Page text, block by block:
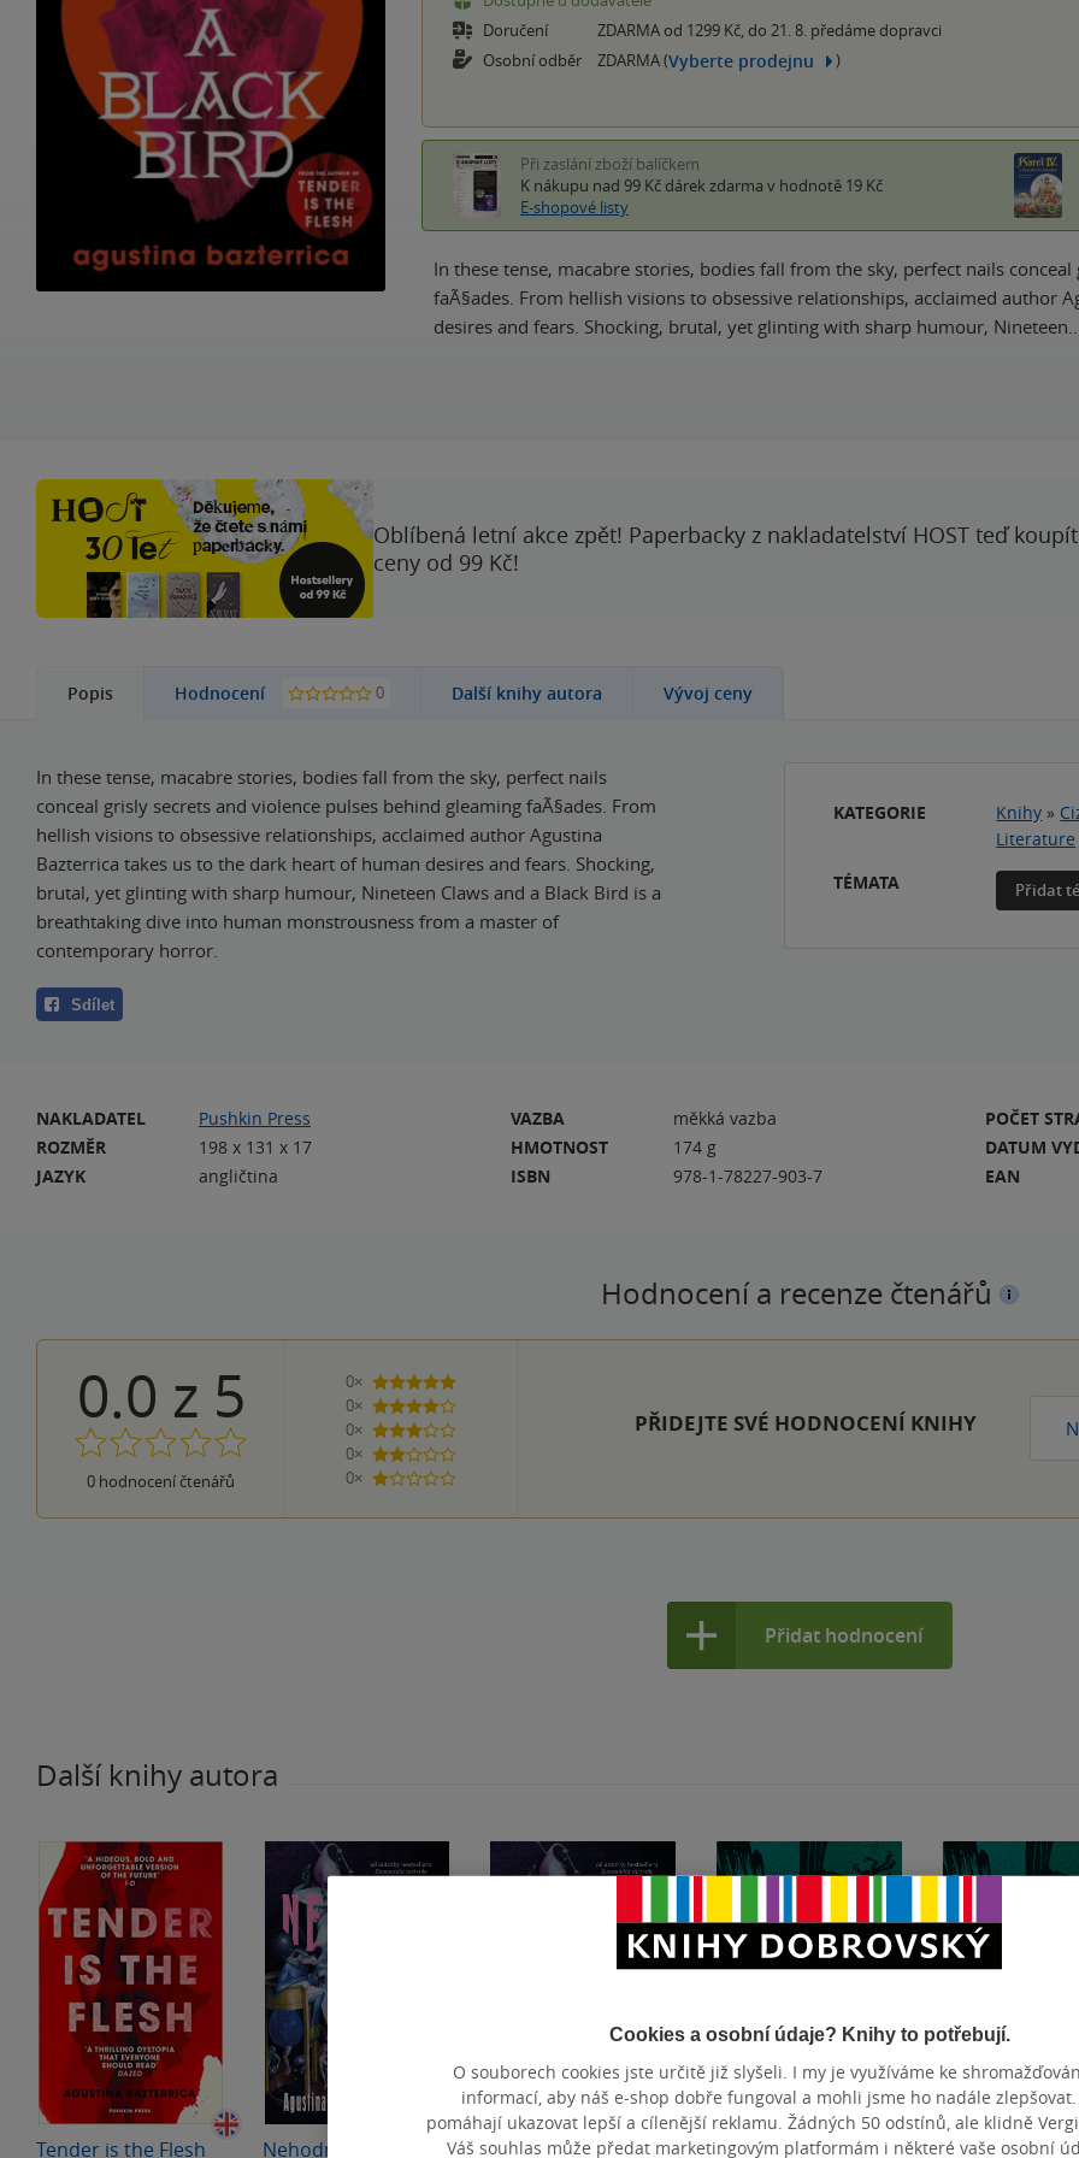
Doručení
ZDARMA od 1299 Kč, do 21. 8. předáme dopravci
Osobní odběr
ZDARMA (Vyberte prodejnu )
Při zaslání zboží balíčkem
K nákupu nad 99 Kč dárek zdarma v hodnotě 19 Kč
E-shopové listy
In these tense, macabre stories, bodies fall from the sky, perfect nails
faÃ§ades. From hellish visions to obsessive relationships, acclaimed author
desires and fears. Shocking, brutal, yet glinting with sharp humour,
Oblíbená letní akce zpět! Paperbacky z nakladatelství HOST teď
ceny od 99 Kč!
Popis Hodnocení 0 Další knihy autora Vývoj ceny
In these tense, macabre stories, bodies fall from the sky, perfect nails
conceal grisly secrets and violence pulses behind gleaming faÃ§ades. From
hellish visions to obsessive relationships, acclaimed author Agustina
Bazterrica takes us to the dark heart of human desires and fears. Shocking,
brutal, yet glinting with sharp humour, Nineteen Claws and a Black Bird is a
breathtaking dive into human monstrousness from a master of
contemporary horror.
Sdílet
KATEGORIE Knihy »
Literature
TÉMATA
Přidat
NAKLADATEL
Pushkin Press
ROZMĚR
198 x 131 x 17
JAZYK
angličtina
VAZBA
měkká vazba
HMOTNOST
174 g
ISBN
978-1-78227-903-7
POČET
DATUM
EAN
Hodnocení a recenze čtenářů
0.0 z 5
0 hodnocení čtenářů
0×
5 hvězdiček
0×
4 hvězdičky
0×
3 hvězdičky
0×
2 hvězdičky
0×
1 hvezdička
PŘIDEJTE SVÉ HODNOCENÍ KNIHY
Přidat hodnocení
Další knihy autora
Tender is the Flesh Nehodné
AKCE
Nehodné
AKCE
Devatenáct pařátů a
Devatenáct
Cookies a osobní údaje? Knihy to potřebují.
O souborech cookies jste určitě již slyšeli. I my je využíváme ke
informací, aby náš e-shop dobře fungoval a mohli jsme ho nadále zlepšovat.
pomáhají ukazovat lepší a cílenější reklamu. Žádných 50 odstínů, ale klidně
Váš souhlas může předat marketingovým platformám i některé vaše osobní